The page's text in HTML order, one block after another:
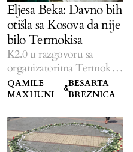
Eljesa Beka: Davno bih
otišla sa Kosova da nije
bilo Termokisa
K2.0 u razgovoru sa
organizatorima Termokisa
(Termokiss) o njihovoj
najprometnijoj godini
QAMILE
MAXHUNI
&BESARTA
BREZNICA